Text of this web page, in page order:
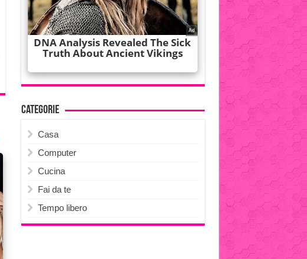
Categorie
Casa
Computer
Cucina
Fai da te
Tempo libero